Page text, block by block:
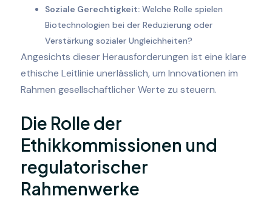
Soziale Gerechtigkeit:Welche Rolle spielen
Biotechnologien bei der Reduzierung oder
Verstärkung sozialer Ungleichheiten?
Angesichts dieser Herausforderungen ist eine klare
ethische Leitlinie unerlässlich, um Innovationen im
Rahmen gesellschaftlicher Werte zu steuern.
Die Rolle der
Ethikkommissionen und
regulatorischer
Rahmenwerke